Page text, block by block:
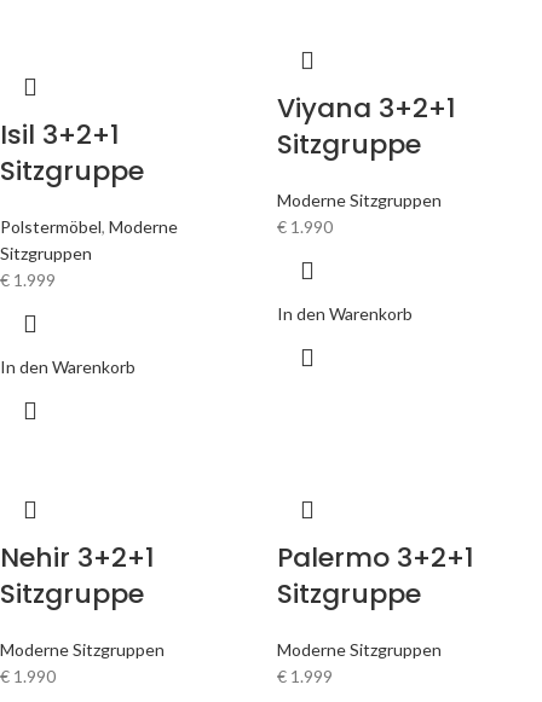
Isil 3+2+1
Sitzgruppe
Polstermöbel, Moderne
Sitzgruppen
€ 1.999
In den Warenkorb
Viyana 3+2+1
Sitzgruppe
Moderne Sitzgruppen
€ 1.990
In den Warenkorb
Nehir 3+2+1
Sitzgruppe
Moderne Sitzgruppen
€ 1.990
Palermo 3+2+1
Sitzgruppe
Moderne Sitzgruppen
€ 1.999